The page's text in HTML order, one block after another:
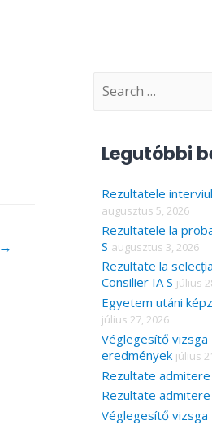
→
S
c
h
f
o
r
:
Legutóbbi
Rezultatele
augusztus 5, 2026
Rezultatele la
S augusztus 3, 2026
Rezultate la
Consilier IA S július
Egyetem utáni
július 27, 2026
Véglegesítő
eredmények július
Rezultate
Rezultate
Véglegesítő vizsga